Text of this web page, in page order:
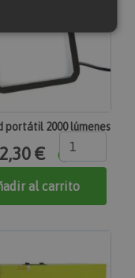
portátil 2000 lúmenes
2,30 €
al carrito
la
El sitio